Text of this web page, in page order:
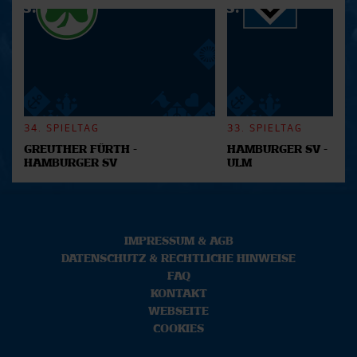
34. SPIELTAG
GREUTHER FÜRTH -
HAMBURGER SV
33. SPIELTAG
HAMBURGER SV -
ULM
IMPRESSUM & AGB
DATENSCHUTZ & RECHTLICHE HINWEISE
FAQ
KONTAKT
WEBSEITE
COOKIES